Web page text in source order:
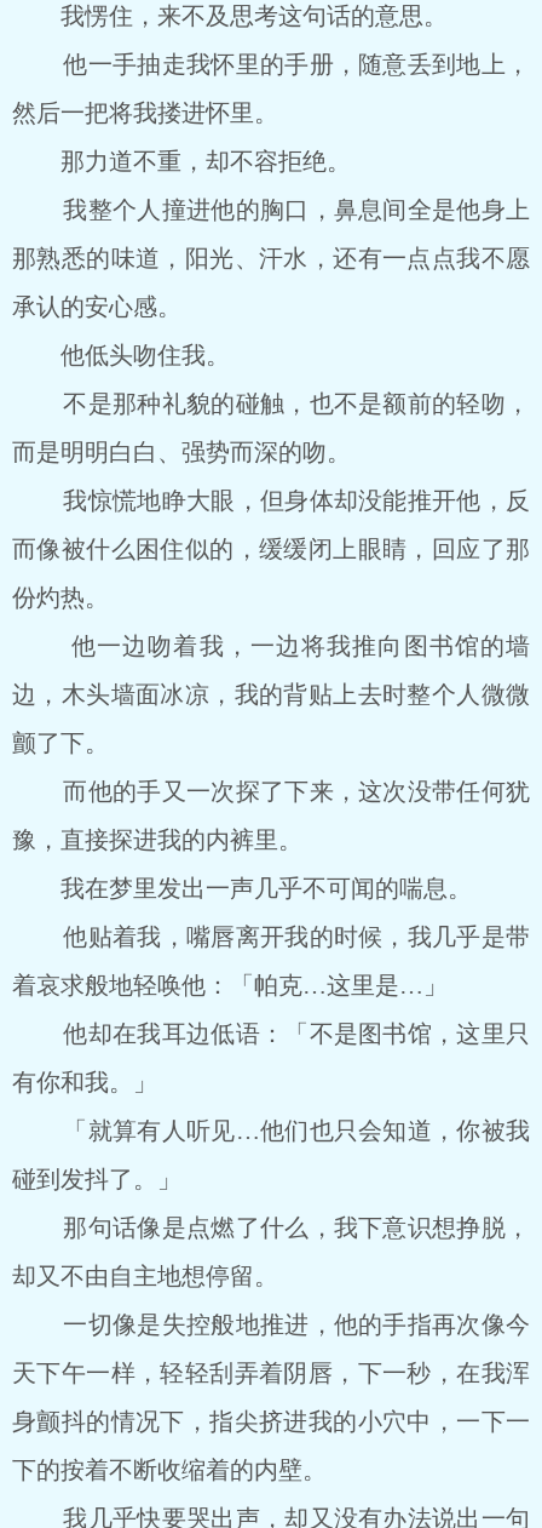
我愣住，来不及思考这句话的意思。
他一手抽走我怀里的手册，随意丢到地上，
然后一把将我搂进怀里。
那力道不重，却不容拒绝。
我整个人撞进他的胸口，鼻息间全是他身上
那熟悉的味道，阳光、汗水，还有一点点我不愿
承认的安心感。
他低头吻住我。
不是那种礼貌的碰触，也不是额前的轻吻，
而是明明白白、强势而深的吻。
我惊慌地睁大眼，但身体却没能推开他，反
而像被什么困住似的，缓缓闭上眼睛，回应了那
份灼热。
他一边吻着我，一边将我推向图书馆的墙
边，木头墙面冰凉，我的背贴上去时整个人微微
颤了下。
而他的手又一次探了下来，这次没带任何犹
豫，直接探进我的内裤里。
我在梦里发出一声几乎不可闻的喘息。
他贴着我，嘴唇离开我的时候，我几乎是带
着哀求般地轻唤他：「帕克…这里是…」
他却在我耳边低语：「不是图书馆，这里只
有你和我。」
「就算有人听见…他们也只会知道，你被我
碰到发抖了。」
那句话像是点燃了什么，我下意识想挣脱，
却又不由自主地想停留。
一切像是失控般地推进，他的手指再次像今
天下午一样，轻轻刮弄着阴唇，下一秒，在我浑
身颤抖的情况下，指尖挤进我的小穴中，一下一
下的按着不断收缩着的内壁。
我几乎快要哭出声，却又没有办法说出一句